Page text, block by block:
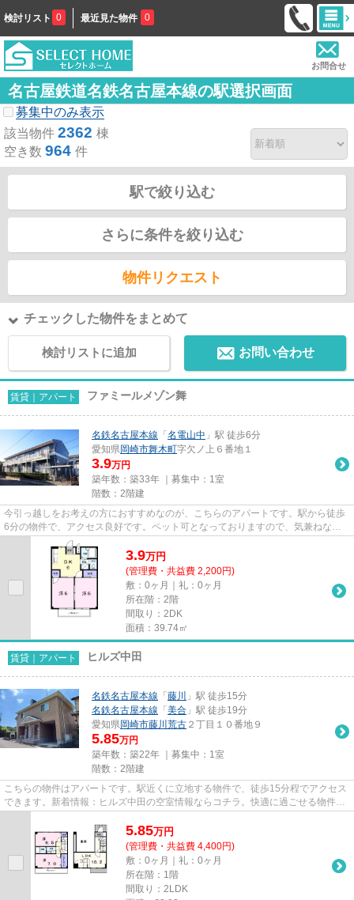
検討リスト 0 最近見た物件 0
お問合せ
名古屋鉄道名鉄名古屋本線の駅選択画面
募集中のみ表示
該当物件 2362 棟
空き数 964 件
駅で絞り込む
さらに条件を絞り込む
物件リクエスト
チェックした物件をまとめて
検討リストに追加 お問い合わせ
賃貸｜アパート ファミールメゾン舞
名鉄名古屋本線 「 名電山中 」駅 徒歩6分
愛知県岡崎市舞木町字欠ノ上６番地１
3.9万円
築年数：築33年 ｜募集中： 1室
階数：2階建
今引っ越しをお考えの方におすすめなのが、こちらのアパートです。駅から徒歩
6分の物件で、アクセス良好です。ペット可となっておりますので、気兼ねなく
一緒に暮らせます。名電山中駅...
3.9万円
(管理費・共益費 2,200円)
敷：0ヶ月｜礼：0ヶ月
所在階：2階
間取り：2DK
面積：39.74㎡
賃貸｜アパート ヒルズ中田
名鉄名古屋本線 「 藤川
」駅 徒歩15分
名鉄名古屋本線 「 美合 」駅 徒歩19分
愛知県岡崎市藤川荒古 ２丁目１０番地９
5.85万円
築年数：築22年 ｜募集中： 1室
階数：2階建
こちらの物件はアパートです。駅近くに立地する物件で、徒歩15分程でアクセス
できます。新着情報：ヒルズ中田の空室情報ならコチラ。快適に過ごせる物件を
5.85万円
(管理費・共益費 4,400円)
敷：0ヶ月｜礼：0ヶ月
所在階：1階
間取り：2LDK